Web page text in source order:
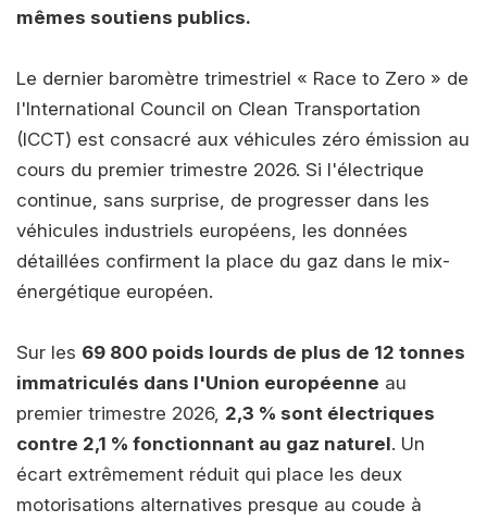
mêmes soutiens publics.
Le dernier baromètre trimestriel « Race to Zero » de
l'International Council on Clean Transportation
(ICCT) est consacré aux véhicules zéro émission au
cours du premier trimestre 2026. Si l'électrique
continue, sans surprise, de progresser dans les
véhicules industriels européens, les données
détaillées confirment la place du gaz dans le mix-
énergétique européen.
Sur les 69 800 poids lourds de plus de 12 tonnes
immatriculés dans l'Union européenne au
premier trimestre 2026, 2,3 % sont électriques
contre 2,1 % fonctionnant au gaz naturel. Un
écart extrêmement réduit qui place les deux
motorisations alternatives presque au coude à